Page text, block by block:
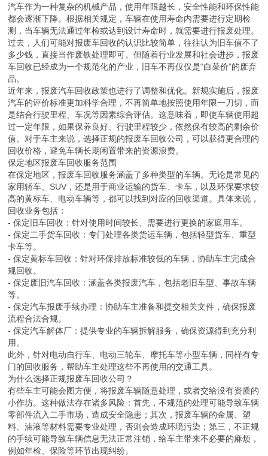
汽车作为一种复杂的机械产品，使用年限越长，安全性能和环保性能
都会逐渐下降。根据相关规定，车辆在使用寿命内需要进行定期检
测，当车辆无法通过年检或达到设计寿命时，就需要进行报废处理。
过去，人们可能对报废车回收的认识比较简单，往往认为旧车值不了
多少钱，直接当作废铁处理即可。但随着行业发展和社会进步，报废
车回收已经成为一个规范化的产业，旧车不再仅仅是“白菜价”的废弃
品。
近年来，报废汽车回收政策也进行了调整和优化。新规实施后，报废
汽车的评价标准更加科学合理，不再简单地按照使用年限一刀切，而
是结合行驶里程、车况等因素综合评估。这意味着，即使车辆使用超
过一定年限，如果保养良好、行驶里程较少，依然保有较高的剩余价
值。对于车主来说，选择正规的报废车回收公司，可以获得更合理的
回收价格，避免车辆长期闲置带来的资源浪费。
保定地区报废车回收服务范围
在保定地区，报废车回收服务涵盖了多种类型的车辆。无论是常见的
家用轿车、SUV，还是用于商业运输的货车、卡车，以及环保要求较
高的黄标车、电动车辆等，都可以找到对应的回收渠道。具体来说，
回收业务包括：
- 保定旧车回收：针对使用时间较长、需要进行更换的家庭用车。
- 保定二手货车回收：专门处理各类货运车辆，包括轻型货车、重型
卡车等。
- 保定黄标车回收：针对环保排放标准较低的车辆，协助车主完成合
规回收。
- 保定废旧汽车回收：涵盖各类报废汽车，包括老旧车型、事故车辆
等。
- 保定汽车报废手续办理：协助车主准备和提交相关文件，确保报废
流程合法合规。
- 保定汽车解体厂：提供专业的车辆拆解服务，确保资源得到充分利
用。
此外，针对电动自行车、电动三轮车、摩托车等小型车辆，同样有专
门的回收服务，帮助车主处理这些不再使用的交通工具。
为什么选择正规报废车回收公司？
有些车主可能会图方便，将报废车辆随意处理，或者交给没有资质的
小作坊。这种做法存在诸多风险：首先，不规范的处理可能导致车辆
零部件流入二手市场，造成安全隐患；其次，报废车辆的金属、塑
料、油液等材料需要专业处理，否则会造成环境污染；第三，不正规
的手续可能导致车辆信息无法正常注销，给车主带来不必要的麻烦，
例如年检、保险等环节出现纠纷。